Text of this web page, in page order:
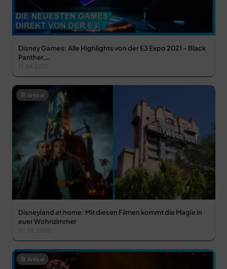
Disney Games: Alle Highlights von der E3 Expo 2021 – Black
Panther,…
Artikel
Disneyland at home: Mit diesen Filmen kommt die Magie in
euer Wohnzimmer
07.05.2020
Artikel